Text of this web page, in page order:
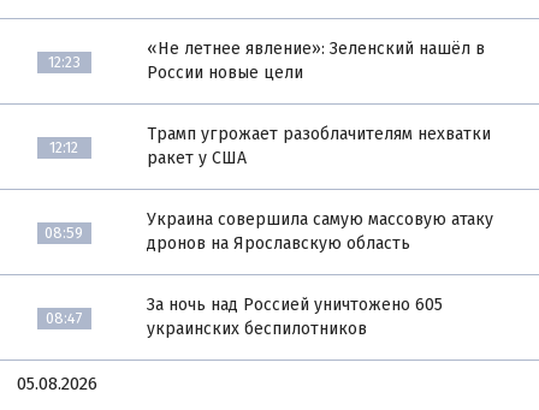
12:23
«Не летнее явление»: Зеленский нашёл в
России новые цели
12:12
Трамп угрожает разоблачителям нехватки
ракет у США
08:59
Украина совершила самую массовую атаку
дронов на Ярославскую область
08:47
За ночь над Россией уничтожено 605
украинских беспилотников
05.08.2026